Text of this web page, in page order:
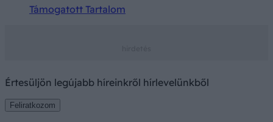
Támogatott Tartalom
Értesüljön legújabb híreinkről hírlevelünkből
Feliratkozom